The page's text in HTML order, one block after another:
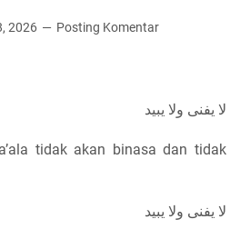
2026 Posting Komentar
لا يفنى ولا يبيد
tidak akan binasa dan tidak
لا يفنى ولا يبيد